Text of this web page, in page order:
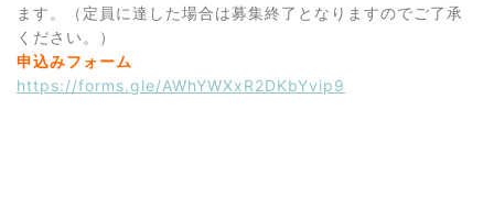
ます。（定員に達した場合は募集終了となりますのでご了承
ください。）
申込みフォーム
https://forms.gle/AWhYWXxR2DKbYvip9